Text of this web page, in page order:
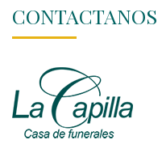
CONTACTANOS